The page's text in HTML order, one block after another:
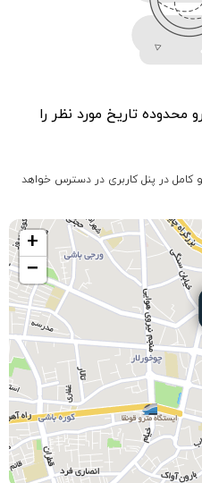
تاریخ مورد نظر را
کامل در پنل کاربری در دسترس خواهد
+
−